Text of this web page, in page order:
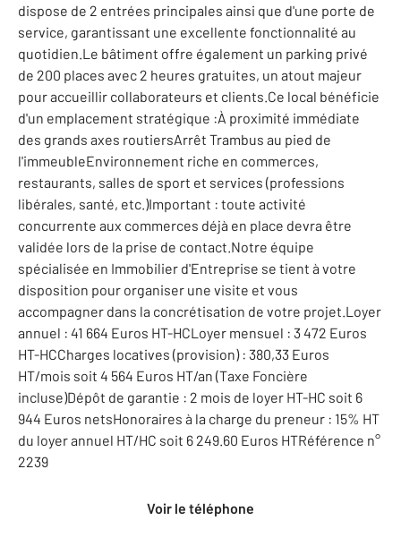
dispose de 2 entrées principales ainsi que d'une porte de
service, garantissant une excellente fonctionnalité au
quotidien.Le bâtiment offre également un parking privé
de 200 places avec 2 heures gratuites, un atout majeur
pour accueillir collaborateurs et clients.Ce local bénéficie
d'un emplacement stratégique :À proximité immédiate
des grands axes routiersArrêt Trambus au pied de
l'immeubleEnvironnement riche en commerces,
restaurants, salles de sport et services (professions
libérales, santé, etc.)Important : toute activité
concurrente aux commerces déjà en place devra être
validée lors de la prise de contact.Notre équipe
spécialisée en Immobilier d'Entreprise se tient à votre
disposition pour organiser une visite et vous
accompagner dans la concrétisation de votre projet.Loyer
annuel : 41 664 Euros HT-HCLoyer mensuel : 3 472 Euros
HT-HCCharges locatives (provision) : 380,33 Euros
HT/mois soit 4 564 Euros HT/an (Taxe Foncière
incluse)Dépôt de garantie : 2 mois de loyer HT-HC soit 6
944 Euros netsHonoraires à la charge du preneur : 15% HT
du loyer annuel HT/HC soit 6 249.60 Euros HTRéférence n°
2239
Voir le téléphone